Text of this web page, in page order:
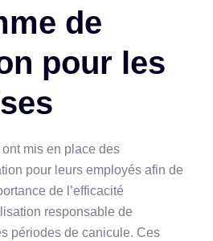
de
pour les
mis en place des
pour leurs employés afin de
de l’efficacité
responsable de
périodes de canicule. Ces